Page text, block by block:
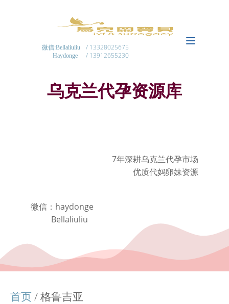
微信:Bellaliuliu
Haydonge
/ 13328025675
/ 13912655230
乌克兰代孕资源库
7年深耕乌克兰代孕市场
优质代妈卵妹资源
微信：haydonge
Bellaliuliu
首页 / 格鲁吉亚